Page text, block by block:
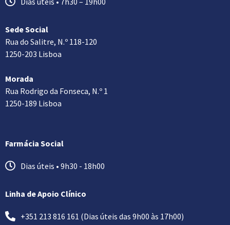
Sede Social
Rua do Salitre, N.º 118-120
1250-203 Lisboa
Morada
Rua Rodrigo da Fonseca, N.º 1
1250-189 Lisboa
Farmácia Social
Dias úteis • 9h30 - 18h00
Linha de Apoio Clínico
+351 213 816 161 (Dias úteis das 9h00 às 17h00)